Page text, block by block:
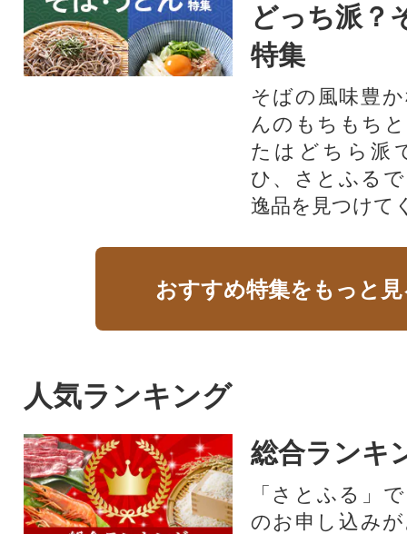
どっち派？
特集
そばの風味豊
んのもちもち
たはどちら派
ひ、さとふる
逸品を見つけて
おすすめ特集をもっと
人気ランキング
総合ランキ
「さとふる」
のお申し込み